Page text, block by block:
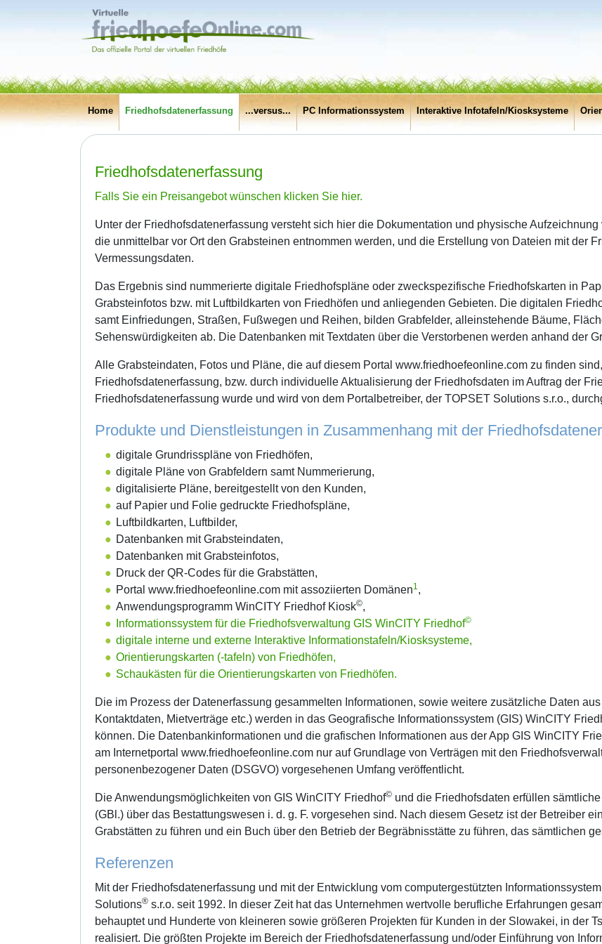
Home Friedhofsdatenerfassung ...versus... PC Informationssystem Interaktive Infotafeln/Kiosksysteme
Friedhofsdatenerfassung
Falls Sie ein Preisangebot wünschen klicken Sie hier.
Unter der Friedhofsdatenerfassung versteht sich hier die Dokumentation und physische
die unmittelbar vor Ort den Grabsteinen entnommen werden, und die Erstellung von Dateien mit der
Vermessungsdaten.
Das Ergebnis sind nummerierte digitale Friedhofspläne oder zweckspezifische Friedhofskarten in
Grabsteinfotos bzw. mit Luftbildkarten von Friedhöfen und anliegenden Gebieten. Die digitalen
samt Einfriedungen, Straßen, Fußwegen und Reihen, bilden Grabfelder, alleinstehende Bäume,
Sehenswürdigkeiten ab. Die Datenbanken mit Textdaten über die Verstorbenen werden anhand der
Alle Grabsteindaten, Fotos und Pläne, die auf diesem Portal www.friedhoefeonline.com zu finden
Friedhofsdatenerfassung, bzw. durch individuelle Aktualisierung der Friedhofsdaten im Auftrag der
Friedhofsdatenerfassung wurde und wird von dem Portalbetreiber, der TOPSET Solutions s.r.o.,
Produkte und Dienstleistungen in Zusammenhang mit der
digitale Grundrisspläne von Friedhöfen,
digitale Pläne von Grabfeldern samt Nummerierung,
digitalisierte Pläne, bereitgestellt von den Kunden,
auf Papier und Folie gedruckte Friedhofspläne,
Luftbildkarten, Luftbilder,
Datenbanken mit Grabsteindaten,
Datenbanken mit Grabsteinfotos,
Druck der QR-Codes für die Grabstätten,
Portal www.friedhoefeonline.com mit assoziierten Domänen1,
Anwendungsprogramm WinCITY Friedhof Kiosk©,
Informationssystem für die Friedhofsverwaltung GIS WinCITY Friedhof©
digitale interne und externe Interaktive Informationstafeln/Kiosksysteme,
Orientierungskarten (-tafeln) von Friedhöfen,
Schaukästen für die Orientierungskarten von Friedhöfen.
Die im Prozess der Datenerfassung gesammelten Informationen, sowie weitere zusätzliche Daten
Kontaktdaten, Mietverträge etc.) werden in das Geografische Informationssystem (GIS) WinCITY
können. Die Datenbankinformationen und die grafischen Informationen aus der App GIS WinCITY
am Internetportal www.friedhoefeonline.com nur auf Grundlage von Verträgen mit den
personenbezogener Daten (DSGVO) vorgesehenen Umfang veröffentlicht.
Die Anwendungsmöglichkeiten von GIS WinCITY Friedhof© und die Friedhofsdaten erfüllen
(GBl.) über das Bestattungswesen i. d. g. F. vorgesehen sind. Nach diesem Gesetz ist der Betreiber
Grabstätten zu führen und ein Buch über den Betrieb der Begräbnisstätte zu führen, das sämtlichen
Referenzen
Mit der Friedhofsdatenerfassung und mit der Entwicklung vom computergestützten
Solutions® s.r.o. seit 1992. In dieser Zeit hat das Unternehmen wertvolle berufliche Erfahrungen
behauptet und Hunderte von kleineren sowie größeren Projekten für Kunden in der Slowakei, in der
realisiert. Die größten Projekte im Bereich der Friedhofsdatenerfassung und/oder Einführung von